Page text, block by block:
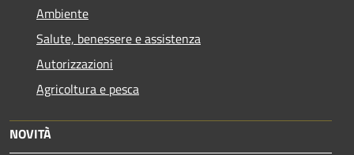
Ambiente
Salute, benessere e assistenza
Autorizzazioni
Agricoltura e pesca
NOVITÀ